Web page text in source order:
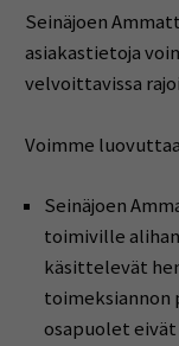
Seinäjoen
asiakastietoja
velvoittavissa
Voimme
Seinäjoen
toimiville
käsittelevät
toimeksiannon
osapuolet